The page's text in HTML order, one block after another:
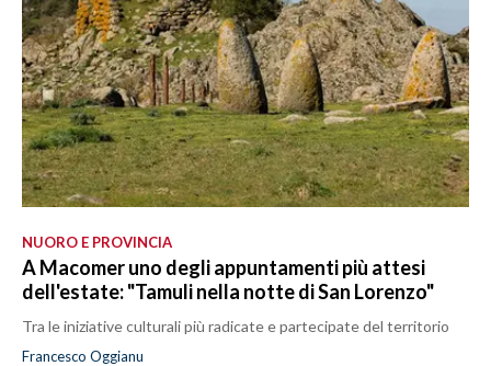
NUORO E PROVINCIA
A Macomer uno degli appuntamenti più attesi
dell'estate: "Tamuli nella notte di San Lorenzo"
Tra le iniziative culturali più radicate e partecipate del territorio
Francesco Oggianu